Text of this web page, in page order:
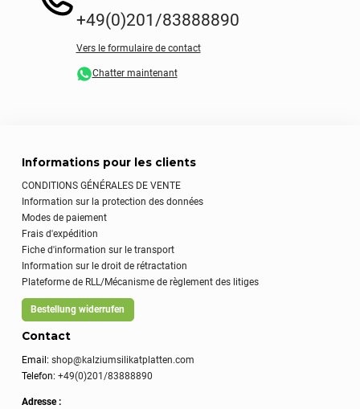
+49(0)201/83888890
Vers le formulaire de contact
Chatter maintenant
Informations pour les clients
CONDITIONS GÉNÉRALES DE VENTE
Information sur la protection des données
Modes de paiement
Frais d'expédition
Fiche d'information sur le transport
Information sur le droit de rétractation
Plateforme de RLL/Mécanisme de règlement des litiges
Bestellung widerrufen
Contact
Email:shop@kalziumsilikatplatten.com
Telefon:+49(0)201/83888890
Adresse :